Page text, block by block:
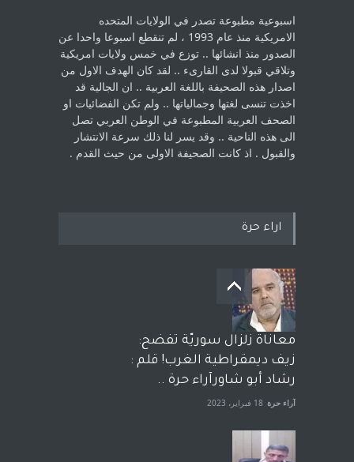
اسبوعية مطبوعة تصدر في الولايات المتحده
الامريكية منذ عام 1993 ، لم ‏تنقطع اسبوعا واحدا عن
الصدور منذ انشائها .. توزع في خمس ولايات امريكية
‏وتلاقي قبولا لدى القارىء ..‏ لقد كان الهدف الاول من
اصدار هذه الصحيفة باللغة العربية .. ان الجالية قد
اخذت ‏تنسى لغتها وجمالياتها .. ولم تكن الفضائيات او
الصحف العربية المطبوعة في الوطن ‏العربي تصل
الى هذه الناحية .. وقد يسر لنا ذلك سرعة الانتشار
والقبول . اذ كانت ‏الصحيفة الاولى من حيث القدم . ‏
اراء حرة
معاناة زلزال سوريّة تفضح:
زيف ديمقراطية الغرب! قلم :
رشاد أبو شاورآراء حرة ..
آراء حرة 18 فبراير، 2023